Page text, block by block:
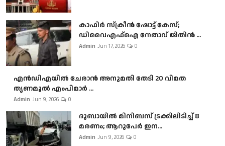
കാഫിർ സ്‌ക്രീൻ ഷോട്ട് കേസ്;
ഡിവൈഎഫ്ഐ നേതാവ് ജിതിൻ ...
Admin Jun 17, 2026 0
എൻഡിഎയിൽ ചേരാൻ അനുമതി തേടി 20 വിമത
തൃണമൂൽ എംപിമാർ ...
Admin Jun 9, 2026 0
ദുബായിൽ മിനിബസ്​ ട്രക്കിലിടിച്ച് 8
മരണം; ആറുപേർ ഇന...
Admin Jun 9, 2026 0